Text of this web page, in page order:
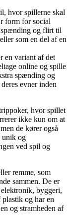
hvor spillerne skal
form for social
spænding og flirt til
som en del af en
en variant af det
online og spille
spænding og
evner inden
hvor spillet
ikke kun om at
de kører også
unik og
ved spil og
remme, som
sammen. De er
byggeri,
og har en
og stramheden af